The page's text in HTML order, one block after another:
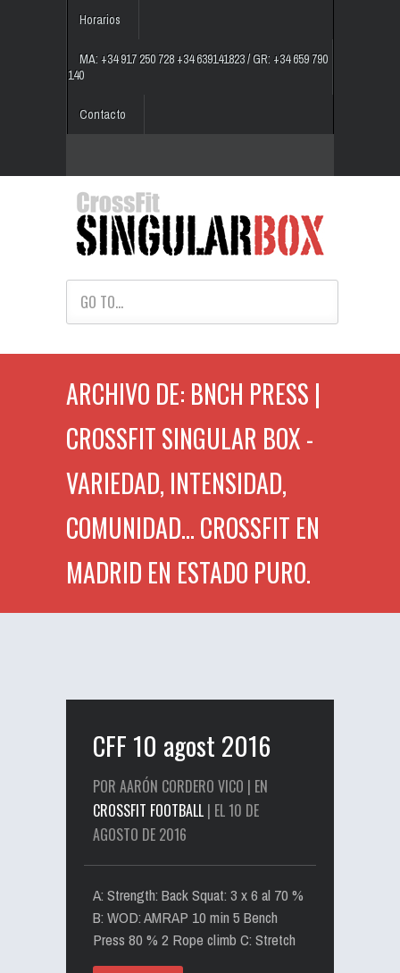
Horarios
MA: +34 917 250 728 +34 639141823 / GR: +34 659 790
140
Contacto
GO TO...
ARCHIVO DE: BNCH PRESS |
CROSSFIT SINGULAR BOX -
VARIEDAD, INTENSIDAD,
COMUNIDAD... CROSSFIT EN
MADRID EN ESTADO PURO.
CFF 10 agost 2016
POR AARÓN CORDERO VICO | EN
CROSSFIT FOOTBALL | EL 10 DE
AGOSTO DE 2016
A: Strength: Back Squat: 3 x 6 al 70 %
B: WOD: AMRAP 10 min 5 Bench
Press 80 % 2 Rope climb C: Stretch